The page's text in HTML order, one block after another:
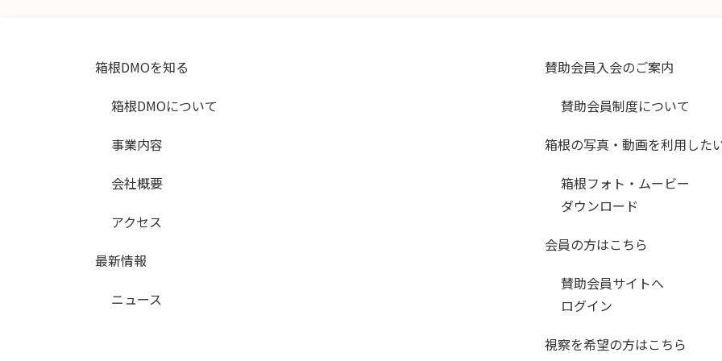
箱根DMOを知る
箱根DMOについて
事業内容
会社概要
アクセス
最新情報
ニュース
賛助会員入会のご案内
賛助会員制度について
箱根の写真・動画を利用した
箱根フォト・ムービー
ダウンロード
会員の方はこちら
賛助会員サイトへ
ログイン
視察を希望の方はこちら